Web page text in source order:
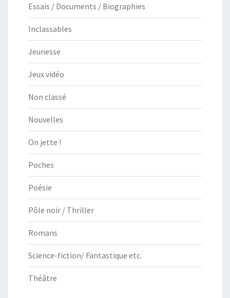
Essais / Documents / Biographies
Inclassables
Jeunesse
Jeux vidéo
Non classé
Nouvelles
On jette !
Poches
Poésie
Pôle noir / Thriller
Romans
Science-fiction/ Fantastique etc.
Théâtre